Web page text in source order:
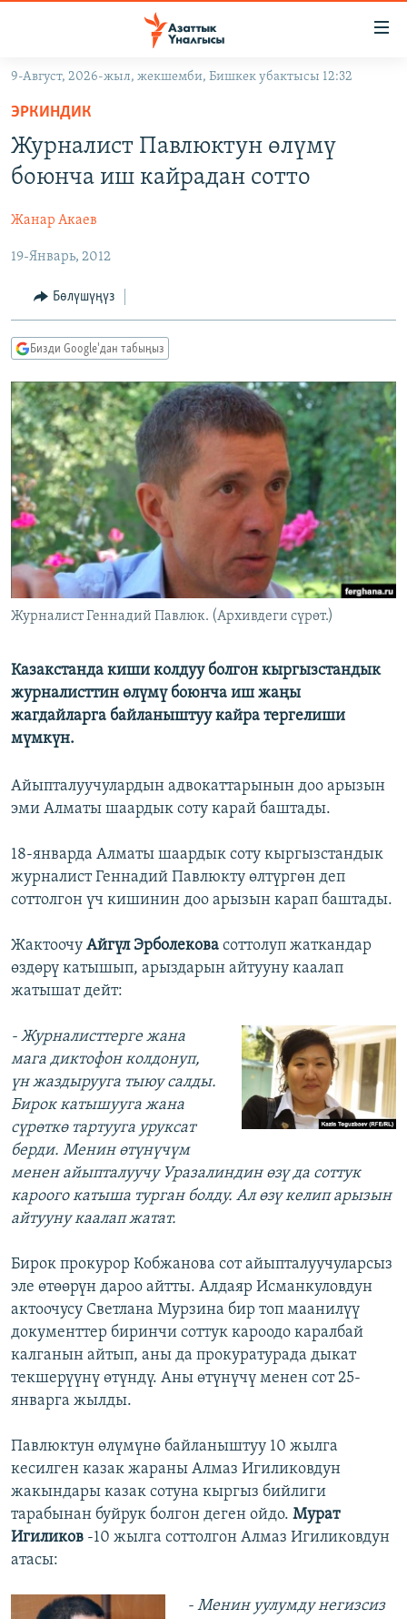
Навигацияга
өтүңүз
Издөөгө
салыңызКЫРГЫЗСТАН
ЭКОНОМИКА
МАДАНИЯТ
ДҮЙНӨ
БОРБОР АЗИЯ
АТАЙЫН ИЛИКТӨӨ
ТВ ПРОГРАММАЛАР
БҮГҮН АЗАТТЫКТА
БИЗ ЖАНА ДҮЙНӨ
ДАНИСТЕ
ЭЖЕ-СИҢДИЛЕР
АЗАТТЫК+
ЫҢГАЙСЫЗ СУРООЛОР
ПОДКАСТ
ӨЗГӨЧӨ ПИКИР
ОНЛАЙН ШЕРИНЕ
ЭЕ/АРнун бардык сайттары
9-Август, 2026-жыл, жекшемби, Бишкек убактысы 12:32
ЭРКИНДИК
Журналист Павлюктун өлүмү
боюнча иш кайрадан сотто
Жанар Акаев
19-Январь, 2012
Бөлүшүңүз
Бизди Google'дан табыңыз
Журналист Геннадий Павлюк. (Архивдеги сүрөт.)
Казакстанда киши колдуу болгон кыргызстандык
журналисттин өлүмү боюнча иш жаңы
жагдайларга байланыштуу кайра тергелиши
мүмкүн.
Айыпталуучулардын адвокаттарынын доо арызын
эми Алматы шаардык соту карай баштады.
18-январда Алматы шаардык соту кыргызстандык
журналист Геннадий Павлюкту өлтүргөн деп
соттолгон үч кишинин доо арызын карап баштады.
Жактоочу Айгүл Эрболекова соттолуп жаткандар
өздөрү катышып, арыздарын айтууну каалап
жатышат дейт:
- Журналисттерге жана
мага диктофон колдонуп,
үн жаздырууга тыюу салды.
Бирок катышууга жана
сүрөткө тартууга уруксат
берди. Менин өтүнүчүм
менен айыпталуучу Уразалиндин өзү да соттук
кароого катыша турган болду. Ал өзү келип арызын
айтууну каалап жатат.
Бирок прокурор Кобжанова сот айыпталуучуларсыз
эле өтөөрүн дароо айтты. Алдаяр Исманкуловдун
актоочусу Светлана Мурзина бир топ маанилүү
документтер биринчи соттук кароодо каралбай
калганын айтып, аны да прокуратурада дыкат
текшерүүнү өтүндү. Аны өтүнүчү менен сот 25-
январга жылды.
Павлюктун өлүмүнө байланыштуу 10 жылга
кесилген казак жараны Алмаз Игиликовдун
жакындары казак сотуна кыргыз бийлиги
тарабынан буйрук болгон деген ойдо. Мурат
Игиликов -10 жылга соттолгон Алмаз Игиликовдун
атасы:
- Менин уулумду негизсиз